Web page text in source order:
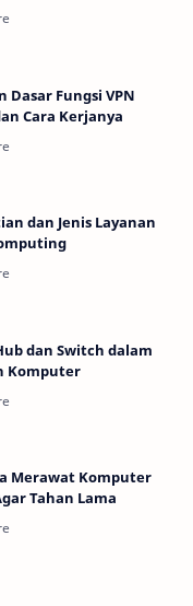
Dasar Fungsi VPN
Cara Kerjanya
dan Jenis Layanan
dan Switch dalam
Komputer
Merawat Komputer
Tahan Lama